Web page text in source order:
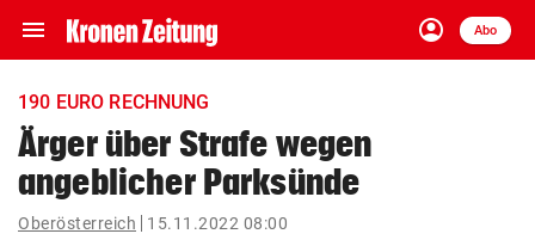
menu Navigation
ein-/ausklappen
account_circle
Anmelden
Abo
close Schließen
account_circle Anmelden
arrow_right
190 EURO RECHNUNG
Ärger über Strafe wegen
angeblicher Parksünde
Oberösterreich 15.11.2022 08:00